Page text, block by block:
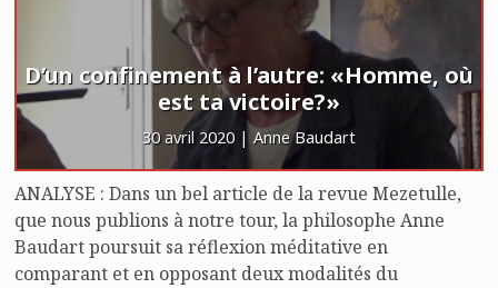
D’un confinement à l’autre: «Homme, où
est ta victoire?»
30 avril 2020 | Anne Baudart
ANALYSE : Dans un bel article de la revue Mezetulle,
que nous publions à notre tour, la philosophe Anne
Baudart poursuit sa réflexion méditative en
comparant et en opposant deux modalités du